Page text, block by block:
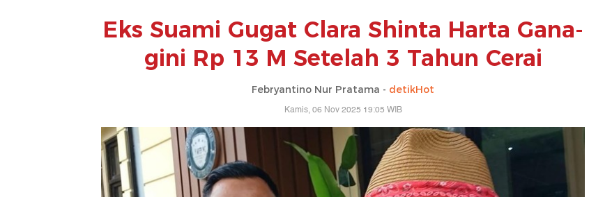
Eks Suami Gugat Clara Shinta Harta Gana-
gini Rp 13 M Setelah 3 Tahun Cerai
Febryantino Nur Pratama - detikHot
Kamis, 06 Nov 2025 19:05 WIB